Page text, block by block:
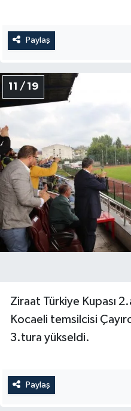
Paylaş
11 / 19
Ziraat Türkiye Kupası
Kocaeli temsilcisi
3.tura yükseldi.
Paylaş